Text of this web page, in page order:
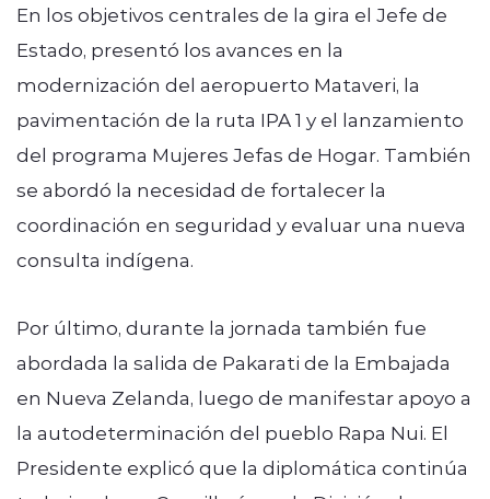
En los objetivos centrales de la gira el Jefe de
Estado, presentó los avances en la
modernización del aeropuerto Mataveri, la
pavimentación de la ruta IPA 1 y el lanzamiento
del programa Mujeres Jefas de Hogar. También
se abordó la necesidad de fortalecer la
coordinación en seguridad y evaluar una nueva
consulta indígena.
Por último, durante la jornada también fue
abordada la salida de Pakarati de la Embajada
en Nueva Zelanda, luego de manifestar apoyo a
la autodeterminación del pueblo Rapa Nui. El
Presidente explicó que la diplomática continúa